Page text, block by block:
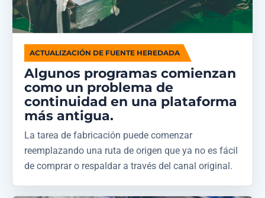
ACTUALIZACIÓN DE FUENTE HEREDADA
Algunos programas comienzan
como un problema de
continuidad en una plataforma
más antigua.
La tarea de fabricación puede comenzar
reemplazando una ruta de origen que ya no es fácil
de comprar o respaldar a través del canal original.